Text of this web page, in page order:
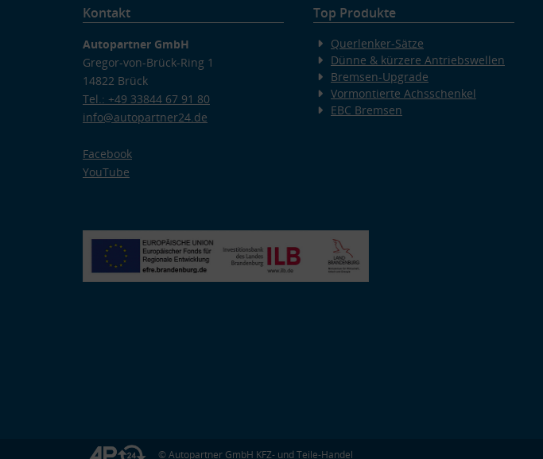
Kontakt
Autopartner GmbH
Gregor-von-Brück-Ring 1
14822 Brück
Tel.: +49 33844 67 91 80
info@autopartner24.de
Facebook
YouTube
Top Produkte
Querlenker-Sätze
Dünne & kürzere Antriebswellen
Bremsen-Upgrade
Vormontierte Achsschenkel
EBC Bremsen
© Autopartner GmbH KFZ- und Teile-Handel